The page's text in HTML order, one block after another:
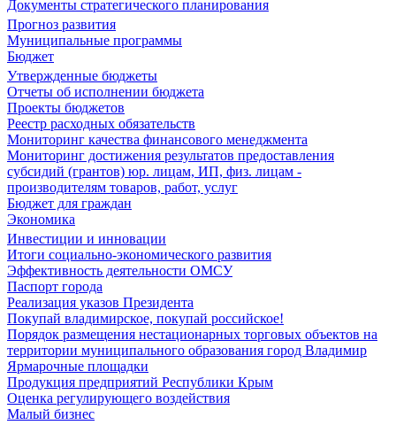
Документы стратегического планирования
Прогноз развития
Муниципальные программы
Бюджет
Утвержденные бюджеты
Отчеты об исполнении бюджета
Проекты бюджетов
Реестр расходных обязательств
Мониторинг качества финансового менеджмента
Мониторинг достижения результатов предоставления
субсидий (грантов) юр. лицам, ИП, физ. лицам -
производителям товаров, работ, услуг
Бюджет для граждан
Экономика
Инвестиции и инновации
Итоги социально-экономического развития
Эффективность деятельности ОМСУ
Паспорт города
Реализация указов Президента
Покупай владимирское, покупай российское!
Порядок размещения нестационарных торговых объектов на
территории муниципального образования город Владимир
Ярмарочные площадки
Продукция предприятий Республики Крым
Оценка регулирующего воздействия
Малый бизнес